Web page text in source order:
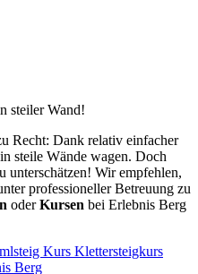
steiler Wand!
Recht: Dank relativ einfacher
steile Wände wagen. Doch
unterschätzen! Wir empfehlen,
professioneller Betreuung zu
oderKursen bei Erlebnis Berg